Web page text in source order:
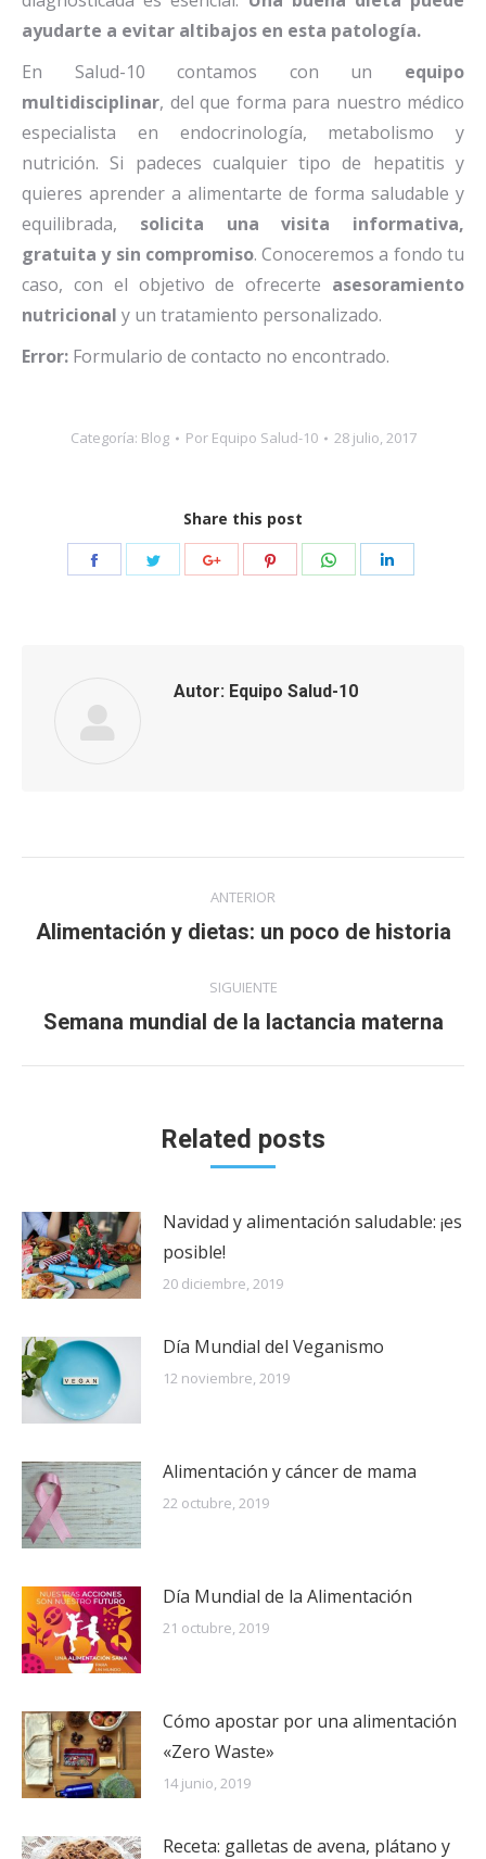
ayudarte a evitar altibajos en esta patología.
En Salud-10 contamos con un equipo
multidisciplinar, del que forma para nuestro médico
especialista en endocrinología, metabolismo y
nutrición. Si padeces cualquier tipo de hepatitis y
quieres aprender a alimentarte de forma saludable y
equilibrada, solicita una visita informativa,
gratuita y sin compromiso. Conoceremos a fondo tu
caso, con el objetivo de ofrecerte asesoramiento
nutricional y un tratamiento personalizado.
Error: Formulario de contacto no encontrado.
Categoría: Blog Por Equipo Salud-10 28 julio, 2017
Share this post
Share
Share Share
Share
Share
Autor: Equipo Salud-10
entre
ANTERIOR
Publicación
Alimentación y dietas: un poco de historia
SIGUIENTE
Publicación
Semana mundial de la lactancia materna
Related posts
Navidad y alimentación saludable: ¡es
posible!
20 diciembre, 2019
Día Mundial del Veganismo
12 noviembre, 2019
Alimentación y cáncer de mama
22 octubre, 2019
Día Mundial de la Alimentación
21 octubre, 2019
Cómo apostar por una alimentación
«Zero Waste»
14 junio, 2019
Receta: galletas de avena, plátano y